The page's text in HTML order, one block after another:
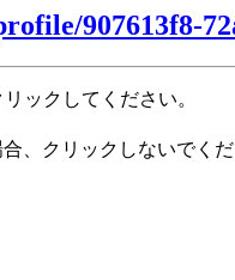
907613f8-
ックしてください。
、クリックしないでくだ